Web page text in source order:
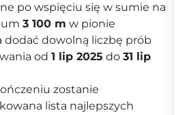
po wspięciu się w sumie na
3 100 m w pionie
dodać dowolną liczbę prób
od 1 lip 2025 do 31 lip
zostanie
lista najlepszych